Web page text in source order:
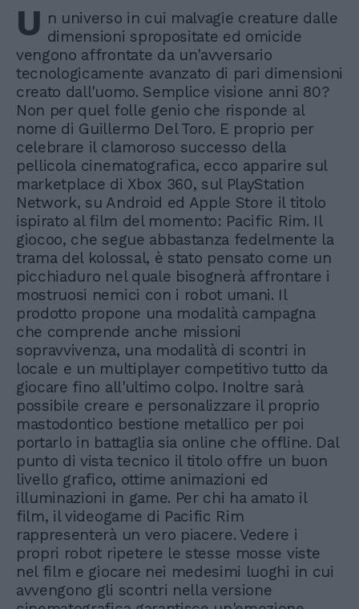
U n universo in cui malvagie creature dalle
dimensioni spropositate ed omicide
vengono affrontate da un'avversario
tecnologicamente avanzato di pari dimensioni
creato dall'uomo. Semplice visione anni 80?
Non per quel folle genio che risponde al
nome di Guillermo Del Toro. E proprio per
celebrare il clamoroso successo della
pellicola cinematografica, ecco apparire sul
marketplace di Xbox 360, sul PlayStation
Network, su Android ed Apple Store il titolo
ispirato al film del momento: Pacific Rim. Il
giocoo, che segue abbastanza fedelmente la
trama del kolossal, è stato pensato come un
picchiaduro nel quale bisognerà affrontare i
mostruosi nemici con i robot umani. Il
prodotto propone una modalità campagna
che comprende anche missioni
sopravvivenza, una modalità di scontri in
locale e un multiplayer competitivo tutto da
giocare fino all'ultimo colpo. Inoltre sarà
possibile creare e personalizzare il proprio
mastodontico bestione metallico per poi
portarlo in battaglia sia online che offline. Dal
punto di vista tecnico il titolo offre un buon
livello grafico, ottime animazioni ed
illuminazioni in game. Per chi ha amato il
film, il videogame di Pacific Rim
rappresenterà un vero piacere. Vedere i
propri robot ripetere le stesse mosse viste
nel film e giocare nei medesimi luoghi in cui
avvengono gli scontri nella versione